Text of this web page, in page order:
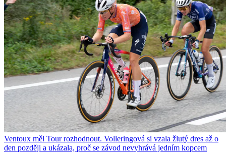
Ventoux měl Tour rozhodnout. Volleringová si vzala žlutý dres až o
den později a ukázala, proč se závod nevyhrává jedním kopcem